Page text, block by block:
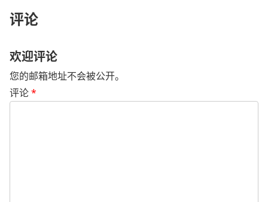
评论
欢迎评论
您的邮箱地址不会被公开。
评论*